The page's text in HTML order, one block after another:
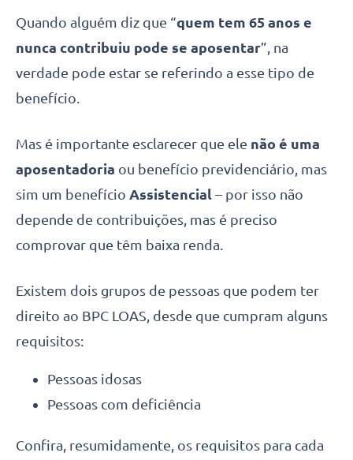
Quando alguém diz que “quem tem 65 anos e
nunca contribuiu pode se aposentar”, na
verdade pode estar se referindo a esse tipo de
benefício.
Mas é importante esclarecer que ele não é uma
aposentadoria ou benefício previdenciário, mas
sim um benefício Assistencial – por isso não
depende de contribuições, mas é preciso
comprovar que têm baixa renda.
Existem dois grupos de pessoas que podem ter
direito ao BPC LOAS, desde que cumpram alguns
requisitos:
Pessoas idosas
Pessoas com deficiência
Confira, resumidamente, os requisitos para cada